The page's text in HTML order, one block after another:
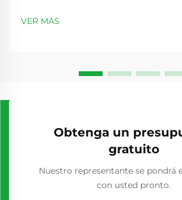
empresas, que requiere una
tanto de los costos inmediatos como
VER MÁS
Obtenga un
gratuito
Nuestro representante se pondrá
con usted pronto.